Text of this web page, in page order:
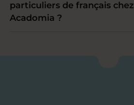
particuliers de français chez
Acadomia ?